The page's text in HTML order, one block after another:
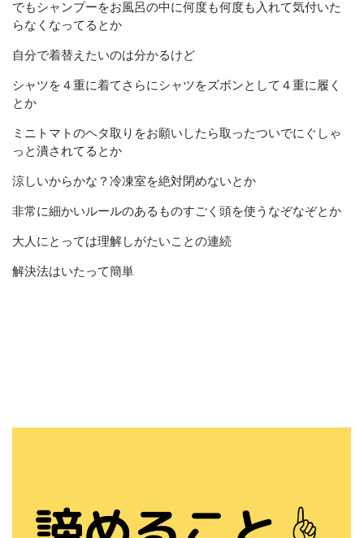
でもシャンプーをお風呂の中に何度も何度も入れて気付いた
らなくなってるとか
自分で着替えたいのは分かるけど
シャツを４重に着てさらにシャツをズボンとして４重に履く
とか
ミニトマトのヘタ取りをお願いしたら取ったついでにぐしゃ
っと潰されてるとか
涼しいからかな？冷凍室を絶対閉めないとか
非常に細かいルールのあるものすごく頭を使うなぞなぞとか
大人にとっては理解しがたいことの連続
解決法はいたって簡単